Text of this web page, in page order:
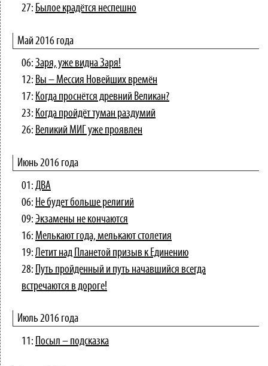
27: Былое крадётся неспешно
Май 2016 года
06: Заря, уже видна Заря!
12: Вы – Мессия Новейших времён
17: Когда проснётся древний Великан?
23: Когда пройдёт туман раздумий
26: Великий МИГ уже проявлен
Июнь 2016 года
01: ДВА
06: Не будет больше религий
09: Экзамены не кончаются
16: Мелькают года, мелькают столетия
19: Летит над Планетой призыв к Единению
28:
Путь пройденный и путь начавшийся всегда
встречаются в дороге!
Июль 2016 года
11: Посыл – подсказка